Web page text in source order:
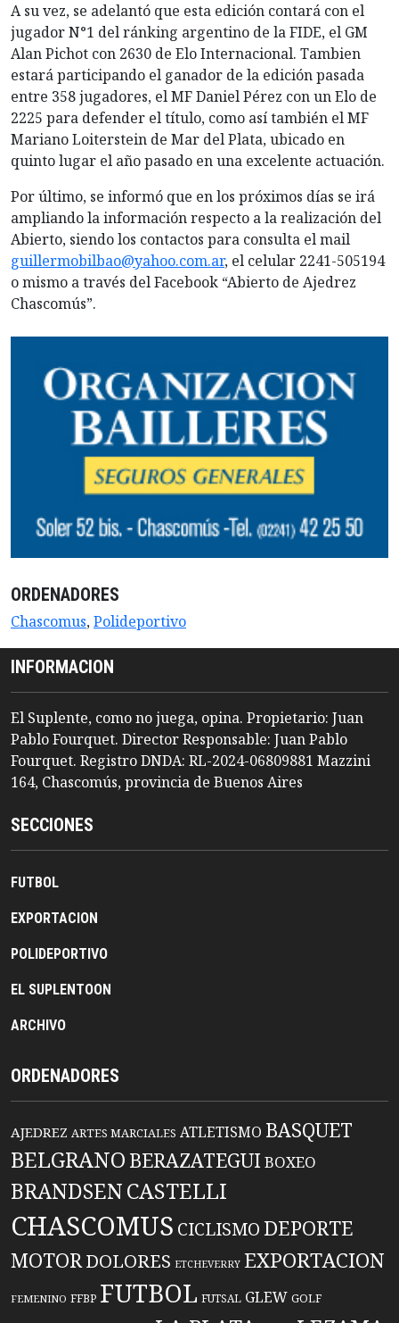
A su vez, se adelantó que esta edición contará con el
jugador N°1 del ránking argentino de la FIDE, el GM
Alan Pichot con 2630 de Elo Internacional. Tambien
estará participando el ganador de la edición pasada
entre 358 jugadores, el MF Daniel Pérez con un Elo de
2225 para defender el título, como así también el MF
Mariano Loiterstein de Mar del Plata, ubicado en
quinto lugar el año pasado en una excelente actuación.
Por último, se informó que en los próximos días se irá
ampliando la información respecto a la realización del
Abierto, siendo los contactos para consulta el mail
guillermobilbao@yahoo.com.ar, el celular 2241-505194
o mismo a través del Facebook “Abierto de Ajedrez
Chascomús”.
ORDENADORES
Chascomus,Polideportivo
INFORMACION
El Suplente, como no juega, opina. Propietario: Juan
Pablo Fourquet. Director Responsable: Juan Pablo
Fourquet. Registro DNDA: RL-2024-06809881 Mazzini
164, Chascomús, provincia de Buenos Aires
SECCIONES
FUTBOL
EXPORTACION
POLIDEPORTIVO
EL SUPLENTOON
ARCHIVO
ORDENADORES
AJEDREZ ARTES MARCIALES ATLETISMO BASQUET
BELGRANO BERAZATEGUIBOXEO
BRANDSENCASTELLI
CHASCOMUS CICLISMO DEPORTE
MOTORDOLORES ETCHEVERRY EXPORTACION
FEMENINO FFBP FUTBOL FUTSAL GLEW GOLF